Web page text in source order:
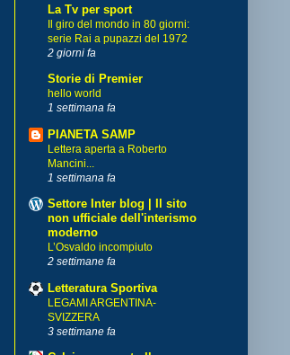
La Tv per sport
Il giro del mondo in 80 giorni:
serie Rai a pupazzi del 1972
2 giorni fa
Storie di Premier
hello world
1 settimana fa
PIANETA SAMP
Lettera aperta a Roberto
Mancini...
1 settimana fa
Settore Inter blog | Il sito
non ufficiale dell'interismo
moderno
L’Osvaldo incompiuto
2 settimane fa
Letteratura Sportiva
LEGAMI ARGENTINA-
SVIZZERA
3 settimane fa